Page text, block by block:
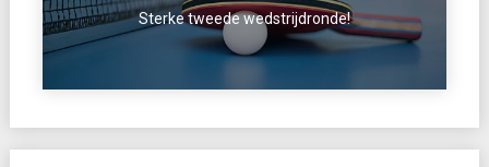
Sterke tweede wedstrijdronde!